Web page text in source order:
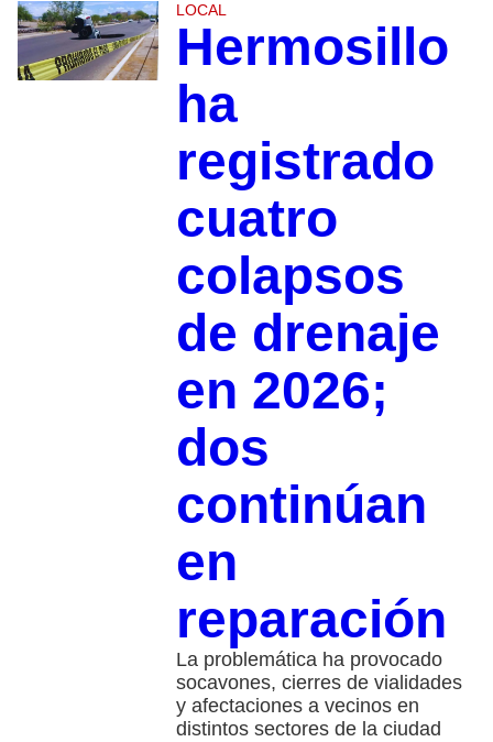
LOCAL
Hermosillo
ha
registrado
cuatro
colapsos
de drenaje
en 2026;
dos
continúan
en
reparación
La problemática ha provocado
socavones, cierres de vialidades
y afectaciones a vecinos en
distintos sectores de la ciudad